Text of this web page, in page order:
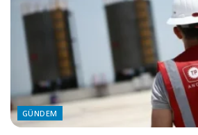
GÜNDEM